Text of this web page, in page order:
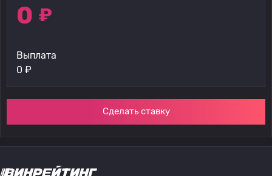
0 ₽
Выплата
0 ₽
Сделать ставку